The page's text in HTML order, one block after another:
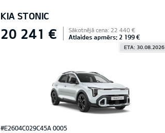
KIA STONIC
20 241 € Sākotnējā cena: 22 440 €
Atlaides apmērs: 2 199 €
ETA: 30.08.2026
#E2604C029C45A 0005